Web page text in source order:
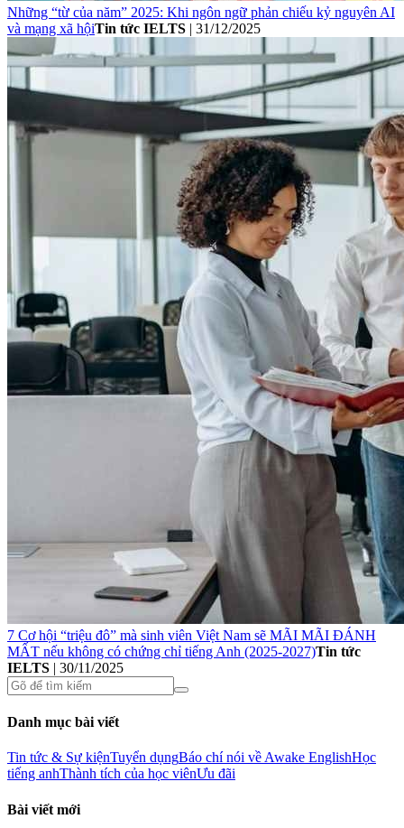
Những “từ của năm” 2025: Khi ngôn ngữ phản chiếu kỷ nguyên AI
và mạng xã hộiTin tức IELTS | 31/12/2025
7 Cơ hội “triệu đô” mà sinh viên Việt Nam sẽ MÃI MÃI ĐÁNH
MẤT nếu không có chứng chỉ tiếng Anh (2025-2027)Tin tức
IELTS | 30/11/2025
Danh mục bài viết
Tin tức & Sự kiệnTuyển dụngBáo chí nói về Awake EnglishHọc
tiếng anhThành tích của học viênƯu đãi
Bài viết mới